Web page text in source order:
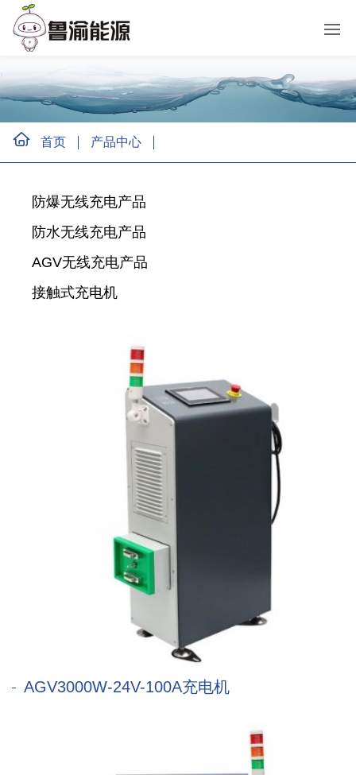
首页 产品中心
防爆无线充电产品
防水无线充电产品
AGV无线充电产品
接触式充电机
AGV3000W-24V-100A充电机